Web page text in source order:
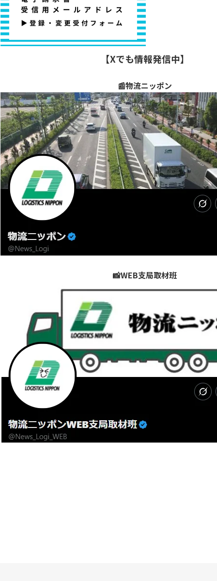
【Xでも情報発信中】
📰物流ニッポン
📸WEB支局取材班